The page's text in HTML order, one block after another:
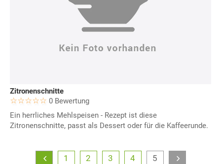
Zitronenschnitte
0 Bewertung
Ein herrliches Mehlspeisen - Rezept ist diese
Zitronenschnitte, passt als Dessert oder für die Kaffeerunde.
1 2 3 4 5